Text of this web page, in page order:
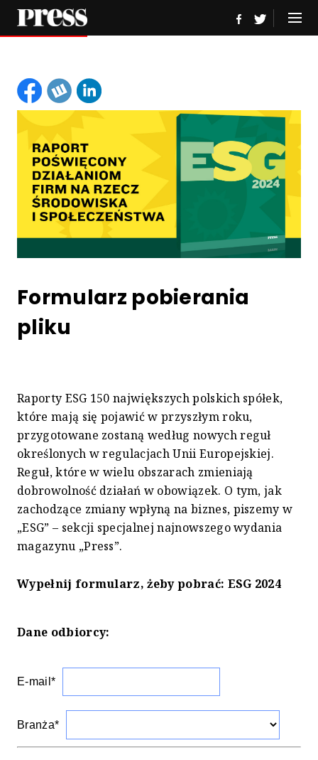
Formularz pobierania
pliku
Raporty ESG 150 największych polskich spółek,
które mają się pojawić w przyszłym roku,
przygotowane zostaną według nowych reguł
określonych w regulacjach Unii Europejskiej.
Reguł, które w wielu obszarach zmieniają
dobrowolność działań w obowiązek. O tym, jak
zachodzące zmiany wpłyną na biznes, piszemy w
„ESG” – sekcji specjalnej najnowszego wydania
magazynu „Press”.
Wypełnij formularz, żeby pobrać: ESG 2024
Dane odbiorcy:
E-mail*
Branża*